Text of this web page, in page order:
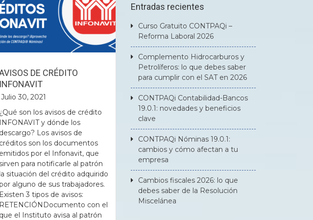
DE CRÉDITO
INFONAVIT
Julio 30, 2021
¿Qué son los avisos de crédito
INFONAVIT y dónde los
descargo? Los avisos de
créditos son los documentos
emitidos por el Infonavit, que
sirven para notificarle al patrón
la situación del crédito adquirido
alguno de sus trabajadores.
Existen 3 tipos de avisos:
RETENCIÓNDocumento con el
que el Instituto avisa al patrón
Entradas recientes
Curso Gratuito CONTPAQi –
Reforma Laboral 2026
Complemento Hidrocarburos y
Petrolíferos: lo que debes saber
para cumplir con el SAT en 2026
CONTPAQi Contabilidad-Bancos
19.0.1: novedades y beneficios
clave
CONTPAQi Nóminas 19.0.1:
cambios y cómo afectan a tu
empresa
Cambios fiscales 2026: lo que
debes saber de la Resolución
Miscelánea